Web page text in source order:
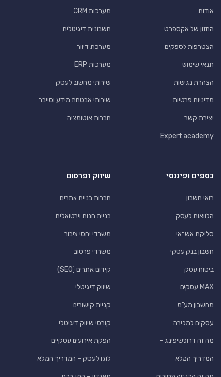
אודות
החזון של אקספרט
הצטרפות לספקים
תנאי שימוש
הצהרת נגישות
מדיניות פרטיות
יצירת קשר
Expert academy
מערכות CRM
חשבונית דיגיטלית
מערכת דיוור
מערכות ERP
שירותי מחשוב לעסק
שירותי אבטחת מידע וסייבר
חברות אוטומציה
כספים ופיננסי
רואי חשבון
הלוואות לעסק
סליקת אשראי
חשבון בנק עסקי
ביטוח עסק
MAX עסקים
מחשבון מע"מ
עסקים למכירה
מה זה דרופשיפינג –
המדריך המלא
שיווק ופרסום
חברות בניית אתרים
בניית חנות וירטואלית
משרדי יחסי ציבור
משרדי פרסום
קידום אתרים (SEO)
שיווק דיגיטלי
קניית קישורים
קורסי שיווק דיגיטלי
הפקת אירועים עסקיים
לוגו לעסק – המדריך המלא